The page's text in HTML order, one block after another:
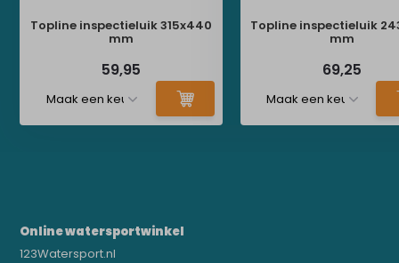
Topline inspectieluik 315x440
mm
59,95
Topline inspectieluik
mm
69,25
Online watersportwinkel
123Watersport.nl